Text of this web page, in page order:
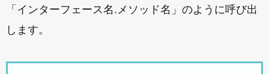
「インターフェース名.メソッド名」のように呼び出
します。